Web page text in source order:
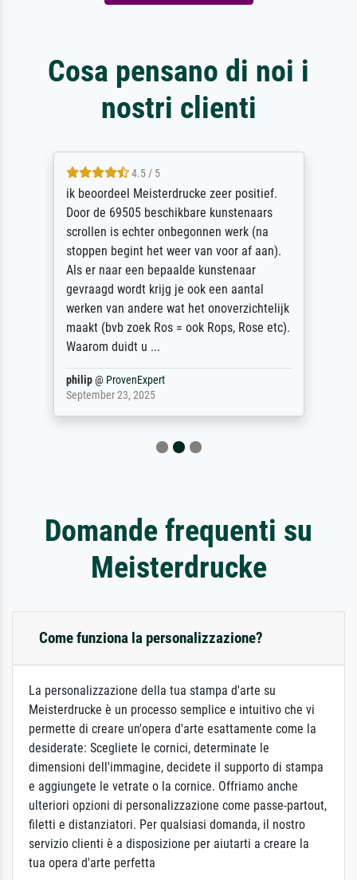
Cosa pensano di noi i
nostri clienti
4.5 / 5
ik beoordeel Meisterdrucke zeer positief.
Door de 69505 beschikbare kunstenaars
scrollen is echter onbegonnen werk (na
stoppen begint het weer van voor af aan).
Als er naar een bepaalde kunstenaar
gevraagd wordt krijg je ook een aantal
werken van andere wat het onoverzichtelijk
maakt (bvb zoek Ros = ook Rops, Rose etc).
Waarom duidt u ...
philip@ ProvenExpert
September 23, 2025
Domande frequenti su
Meisterdrucke
Come funziona la personalizzazione?
La personalizzazione della tua stampa d'arte su
Meisterdrucke è un processo semplice e intuitivo che vi
permette di creare un'opera d'arte esattamente come la
desiderate: Scegliete le cornici, determinate le
dimensioni dell'immagine, decidete il supporto di stampa
e aggiungete le vetrate o la cornice. Offriamo anche
ulteriori opzioni di personalizzazione come passe-partout,
filetti e distanziatori. Per qualsiasi domanda, il nostro
servizio clienti è a disposizione per aiutarti a creare la
tua opera d'arte perfetta